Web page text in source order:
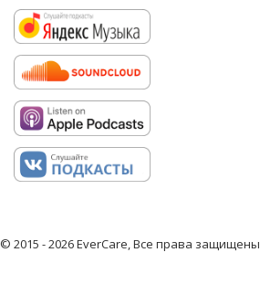
© 2015 - 2026 EverCare, Все права защищены